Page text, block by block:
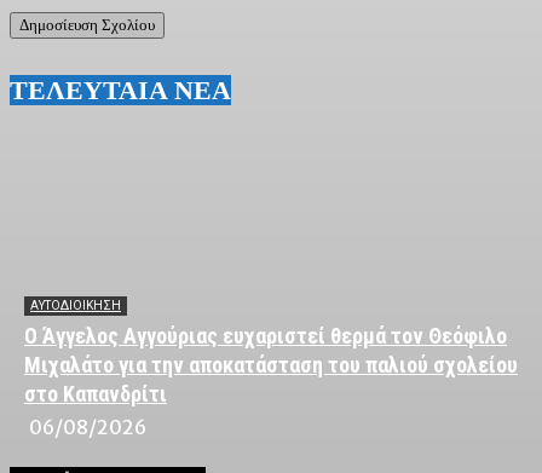
ΤΕΛΕΥΤΑΙΑ ΝΕΑ
ΑΥΤΟΔΙΟΙΚΗΣΗ
Ο Άγγελος Αγγούριας ευχαριστεί θερμά τον Θεόφιλο
Μιχαλάτο για την αποκατάσταση του παλιού σχολείου
στο Καπανδρίτι
06/08/2026